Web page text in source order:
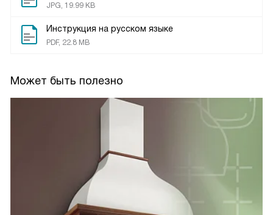
JPG, 19.99 KB
Инструкция на русском языке
PDF, 22.8 MB
Может быть полезно